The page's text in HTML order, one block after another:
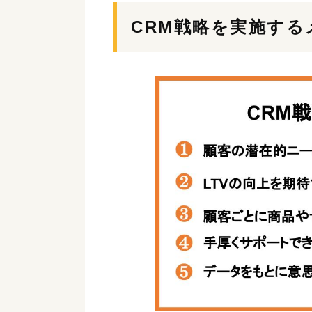
CRM戦略を実施する